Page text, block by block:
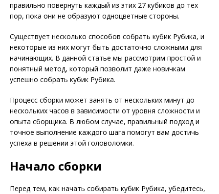
правильно повернуть каждый из этих 27 кубиков до тех
пор, пока они не образуют одноцветные стороны.
Существует несколько способов собрать кубик Рубика, и
некоторые из них могут быть достаточно сложными для
начинающих. В данной статье мы рассмотрим простой и
понятный метод, который позволит даже новичкам
успешно собрать кубик Рубика.
Процесс сборки может занять от нескольких минут до
нескольких часов в зависимости от уровня сложности и
опыта сборщика. В любом случае, правильный подход и
точное выполнение каждого шага помогут вам достичь
успеха в решении этой головоломки.
Начало сборки
Перед тем, как начать собирать кубик Рубика, убедитесь,